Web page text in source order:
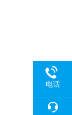
电话